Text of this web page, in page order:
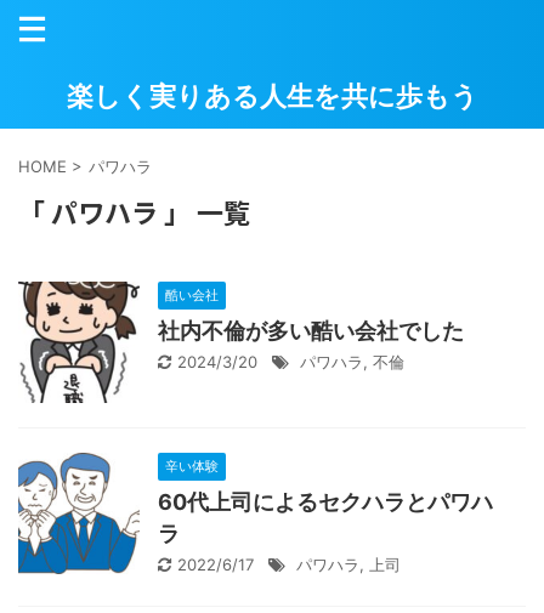
楽しく実りある人生を共に歩もう
HOME > パワハラ
「 パワハラ 」 一覧
酷い会社
社内不倫が多い酷い会社でした
2024/3/20 パワハラ, 不倫
辛い体験
60代上司によるセクハラとパワハ
ラ
2022/6/17 パワハラ, 上司